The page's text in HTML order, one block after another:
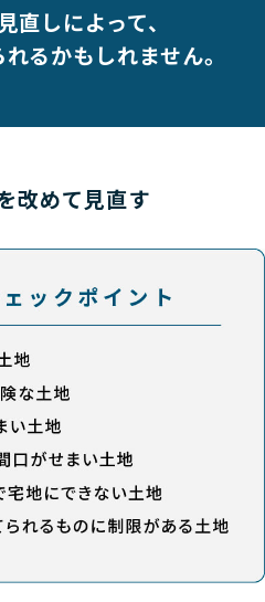
直しによって、
るかもしれません。
改めて見直す